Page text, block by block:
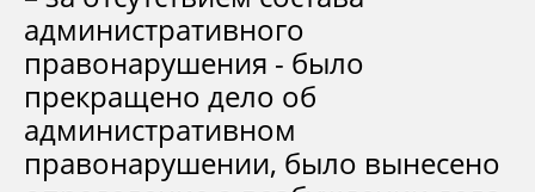
административного
правонарушения - было
прекращено дело об
административном
правонарушении, было вынесено